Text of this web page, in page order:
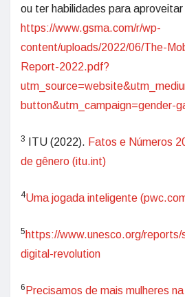
ou ter habilidades para
https://www.gsma.com/r/wp-
content/uploads/2022/06/The-
Report-2022.pdf?
button&utm_campaign=gender-
3 ITU (2022). Fatos e Números
de gênero (itu.int)
4Uma jogada inteligente
5 https://www.unesco.org/reports/
digital-revolution
6 Precisamos de mais mulheres